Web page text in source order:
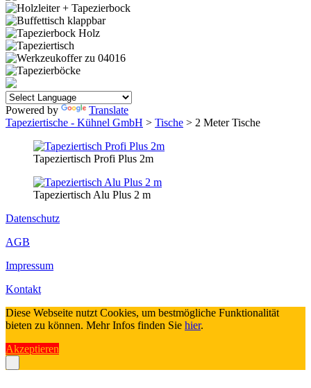
Powered by
Translate
Tapeziertische - Kühnel GmbH > Tische > 2 Meter Tische
Tapeziertisch Profi Plus 2m
Tapeziertisch Alu Plus 2 m
Datenschutz
AGB
Impressum
Kontakt
Diese Webseite nutzt Cookies, um bestmögliche Funktionalität
bieten zu können. Mehr Infos finden Sie hier.
Akzeptieren